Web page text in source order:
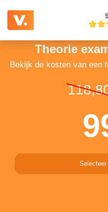
Theorie
Bekijk de kosten van een